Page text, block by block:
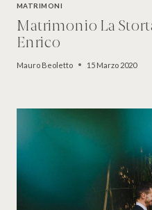
MATRIMONI
Matrimonio La
Enrico
Mauro Beoletto 15 Marzo 2020